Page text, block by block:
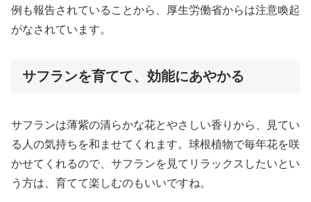
例も報告されていることから、厚生労働省からは注意喚起
がなされています。
サフランを育てて、効能にあやかる
サフランは薄紫の清らかな花とやさしい香りから、見てい
る人の気持ちを和ませてくれます。球根植物で毎年花を咲
かせてくれるので、サフランを見てリラックスしたいとい
う方は、育てて楽しむのもいいですね。